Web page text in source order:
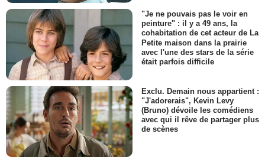
"Je ne pouvais pas le voir en
peinture" : il y a 49 ans, la
cohabitation de cet acteur de La
Petite maison dans la prairie
avec l'une des stars de la série
était parfois difficile
Exclu. Demain nous appartient :
"J'adorerais", Kevin Levy
(Bruno) dévoile les comédiens
avec qui il rêve de partager plus
de scènes